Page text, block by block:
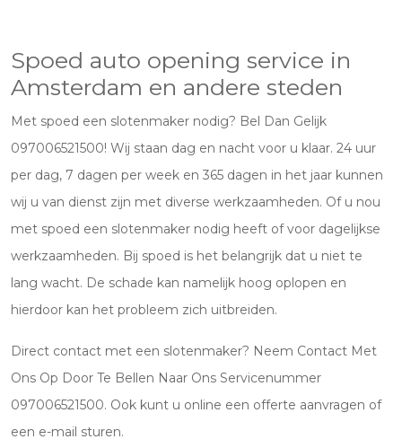
Spoed auto opening service in
Amsterdam en andere steden
Met spoed een slotenmaker nodig? Bel Dan Gelijk
097006521500! Wij staan dag en nacht voor u klaar. 24 uur
per dag, 7 dagen per week en 365 dagen in het jaar kunnen
wij u van dienst zijn met diverse werkzaamheden. Of u nou
met spoed een slotenmaker nodig heeft of voor dagelijkse
werkzaamheden. Bij spoed is het belangrijk dat u niet te
lang wacht. De schade kan namelijk hoog oplopen en
hierdoor kan het probleem zich uitbreiden.
Direct contact met een slotenmaker? Neem Contact Met
Ons Op Door Te Bellen Naar Ons Servicenummer
097006521500. Ook kunt u online een offerte aanvragen of
een e-mail sturen.